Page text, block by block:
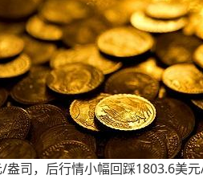
司，后行情小幅回踩1803.6美